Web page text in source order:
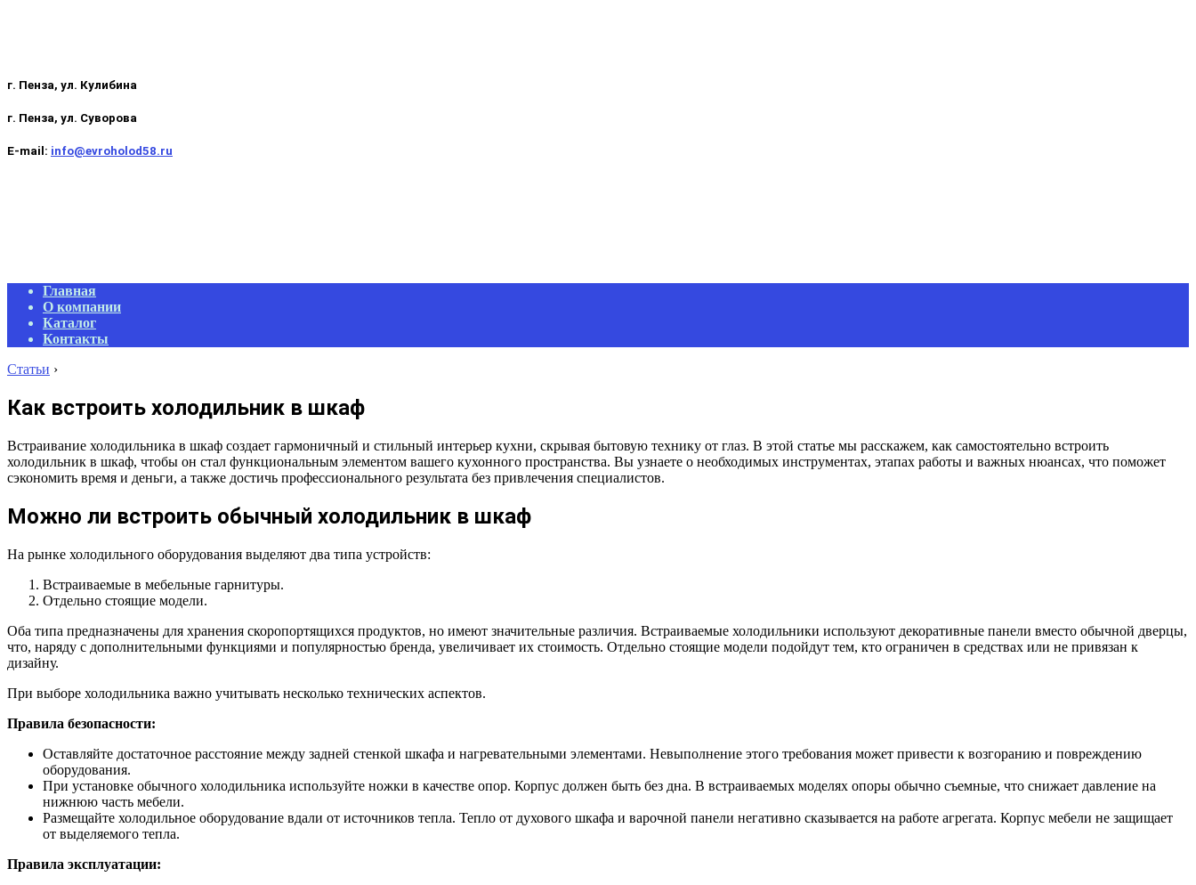
г. Пенза, ул. Кулибина
г. Пенза, ул. Суворова
E-mail: info@evroholod58.ru
Primary
Navigation
Menu
Главная
О компании
Каталог
Контакты
Статьи ›
Как встроить холодильник в шкаф
Встраивание холодильника в шкаф создает гармоничный и стильный интерьер кухни, скрывая бытовую технику от глаз. В этой статье мы расскажем, как самостоятельно встроить
холодильник в шкаф, чтобы он стал функциональным элементом вашего кухонного пространства. Вы узнаете о необходимых инструментах, этапах работы и важных нюансах, что поможет
сэкономить время и деньги, а также достичь профессионального результата без привлечения специалистов.
Можно ли встроить обычный холодильник в шкаф
На рынке холодильного оборудования выделяют два типа устройств:
Встраиваемые в мебельные гарнитуры.
Отдельно стоящие модели.
Оба типа предназначены для хранения скоропортящихся продуктов, но имеют значительные различия. Встраиваемые холодильники используют декоративные панели вместо обычной дверцы,
что, наряду с дополнительными функциями и популярностью бренда, увеличивает их стоимость. Отдельно стоящие модели подойдут тем, кто ограничен в средствах или не привязан к
дизайну.
При выборе холодильника важно учитывать несколько технических аспектов.
Правила безопасности:
Оставляйте достаточное расстояние между задней стенкой шкафа и нагревательными элементами. Невыполнение этого требования может привести к возгоранию и повреждению
оборудования.
При установке обычного холодильника используйте ножки в качестве опор. Корпус должен быть без дна. В встраиваемых моделях опоры обычно съемные, что снижает давление на
нижнюю часть мебели.
Размещайте холодильное оборудование вдали от источников тепла. Тепло от духового шкафа и варочной панели негативно сказывается на работе агрегата. Корпус мебели не защищает
от выделяемого тепла.
Правила эксплуатации: